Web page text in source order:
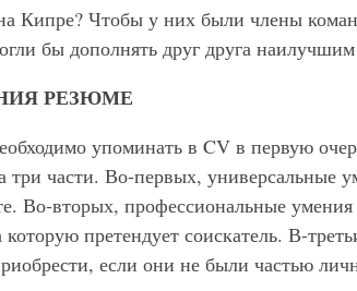
на Кипре? Чтобы у них были члены
бы дополнять друг друга
РЕЗЮМЕ
упоминать в CV в первую
три части. Во-первых, универсальные
Во-вторых, профессиональные
претендует соискатель. В-
если они не были частью